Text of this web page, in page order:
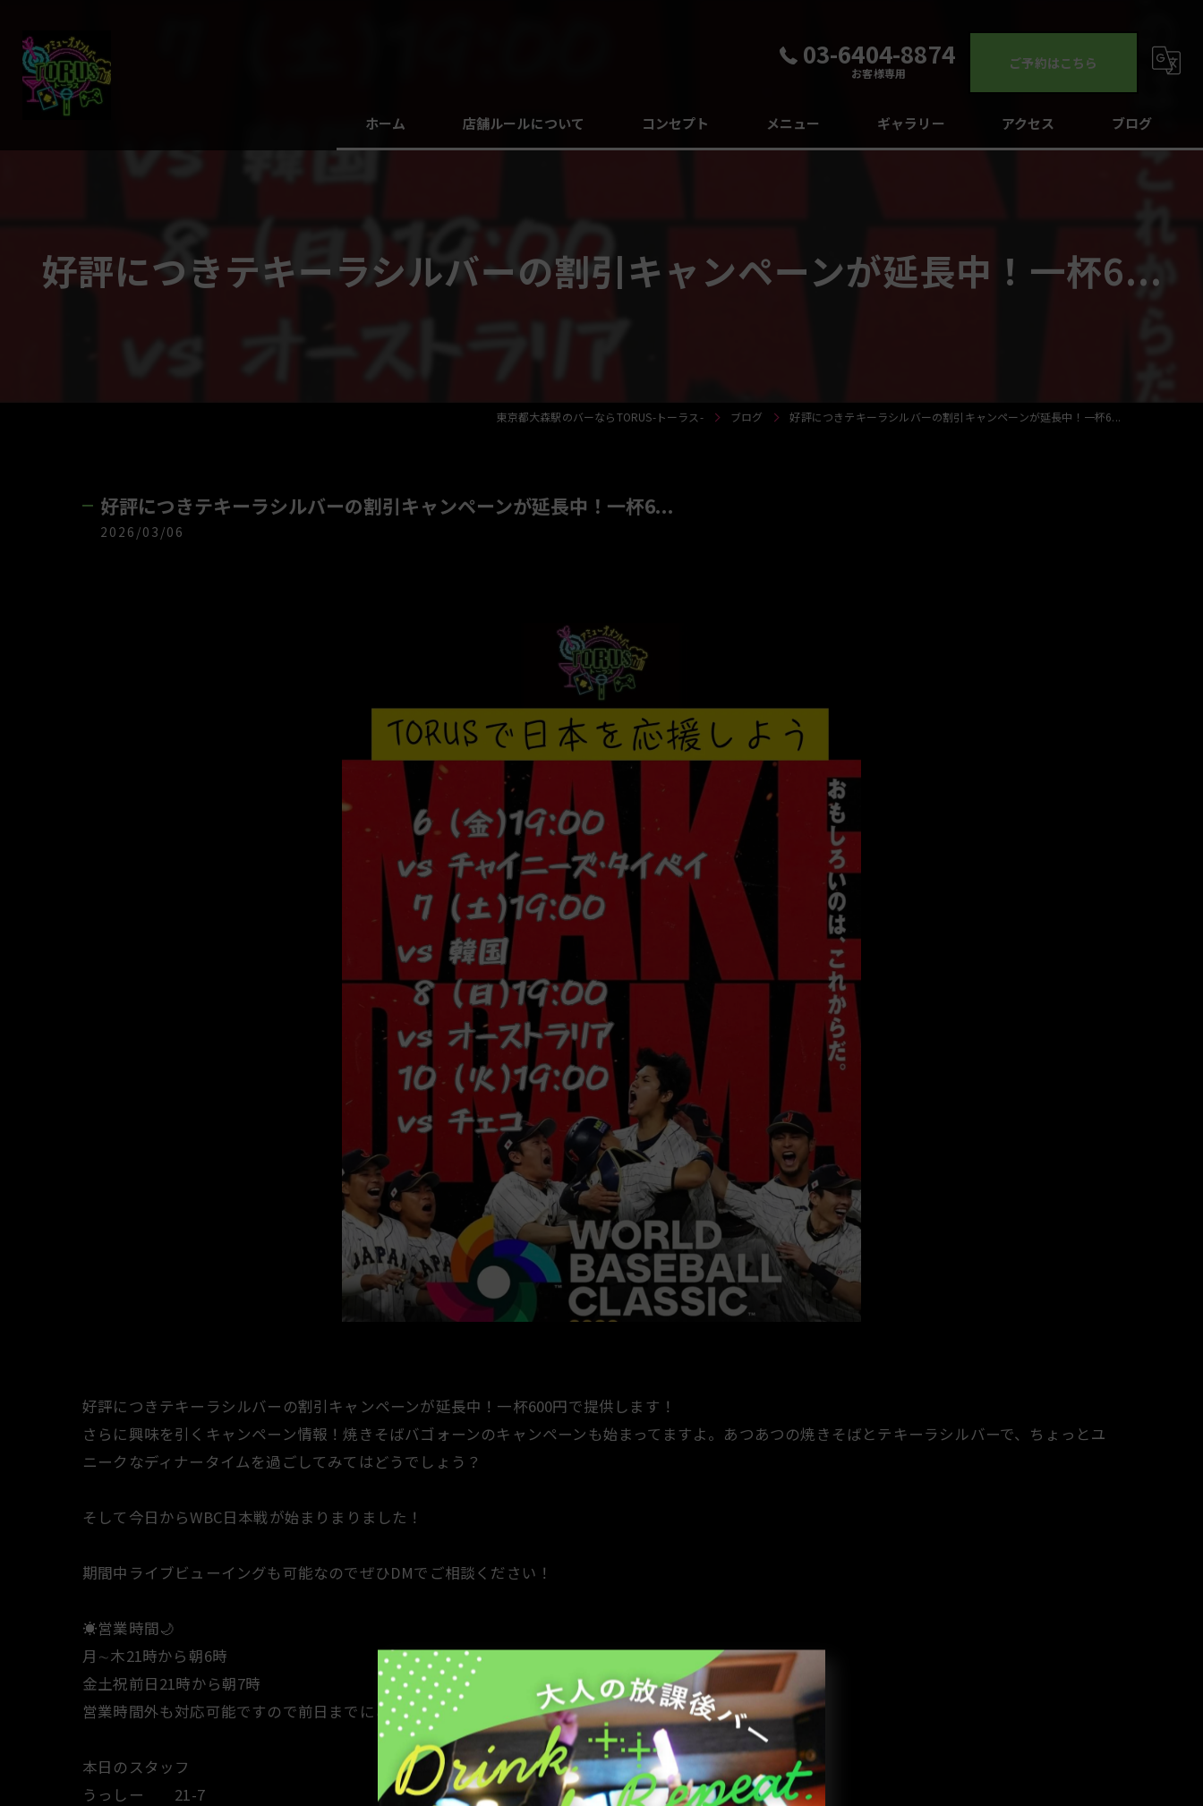
03-6404-8874
お客様専用
ご予約はこちら
ホーム 店舗ルールについて コンセプト メニュー ギャラリー アクセス ブログ
好評につきテキーラシルバーの割引キャンペーンが延長中！一杯6...
東京都大森駅のバーならTORUS-トーラス- ブログ 好評につきテキーラシルバーの割引キャンペーンが延長中！一杯6...
好評につきテキーラシルバーの割引キャンペーンが延長中！一杯6...
2026/03/06
好評につきテキーラシルバーの割引キャンペーンが延長中！一杯600円で提供します！
さらに興味を引くキャンペーン情報！焼きそばバゴォーンのキャンペーンも始まってますよ。あつあつの焼きそばとテキーラシルバーで、ちょっとユ
ニークなディナータイムを過ごしてみてはどうでしょう？
そして今日からWBC日本戦が始まりまりました！
期間中ライブビューイングも可能なのでぜひDMでご相談ください！
☀️営業時間🌙
月∼木21時から朝6時
金土祝前日21時から朝7時
営業時間外も対応可能ですので前日までにご相談ください♪
本日のスタッフ
うっしー 21-7